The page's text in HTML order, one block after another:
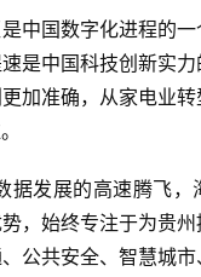
中国数字化进程的
是中国科技创新实
加准确，从家电业
据发展的高速腾飞
，始终专注于为贵
公共安全、智慧城